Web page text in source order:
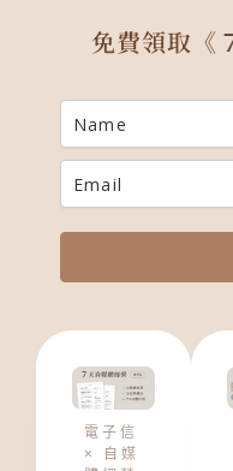
免費領取《
電子信
× 自媒